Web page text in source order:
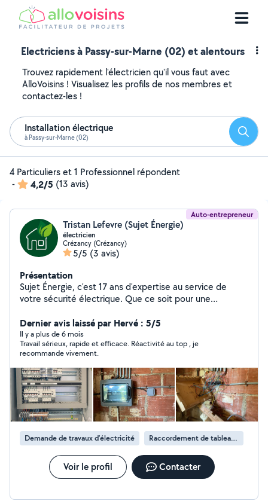
Electriciens à Passy-sur-Marne (02) et alentours
Trouvez rapidement l'électricien qu'il vous faut avec
AlloVoisins ! Visualisez les profils de nos membres et
contactez-les !
Installation électrique
à Passy-sur-Marne (02)
4 Particuliers et 1 Professionnel répondent
-
4,2/5 (13 avis)
Auto-entrepreneur
Tristan Lefevre (Sujet Énergie)
électricien
Crézancy (Crézancy)
5/5 (3 avis)
Présentation
Sujet Énergie, c'est 17 ans d'expertise au service de
votre sécurité électrique. Que ce soit pour une
nous vous accompagnons avec sérieux, transparence et
efficacité. Nous sommes également à vos côtés pour
vos projets de rénovation énergétique, afin d'optimiser
vos installations, réduire votre consommation et
améliorer le confort de votre logement, dans le respect
des normes en vigueur.
Dernier avis laissé par Hervé : 5/5
Il y a plus de 6 mois
Travail sérieux, rapide et efficace. Réactivité au top , je
recommande vivement.
Demande de travaux d’électricité Raccordement de tableau électrique
Voir le profil Contacter